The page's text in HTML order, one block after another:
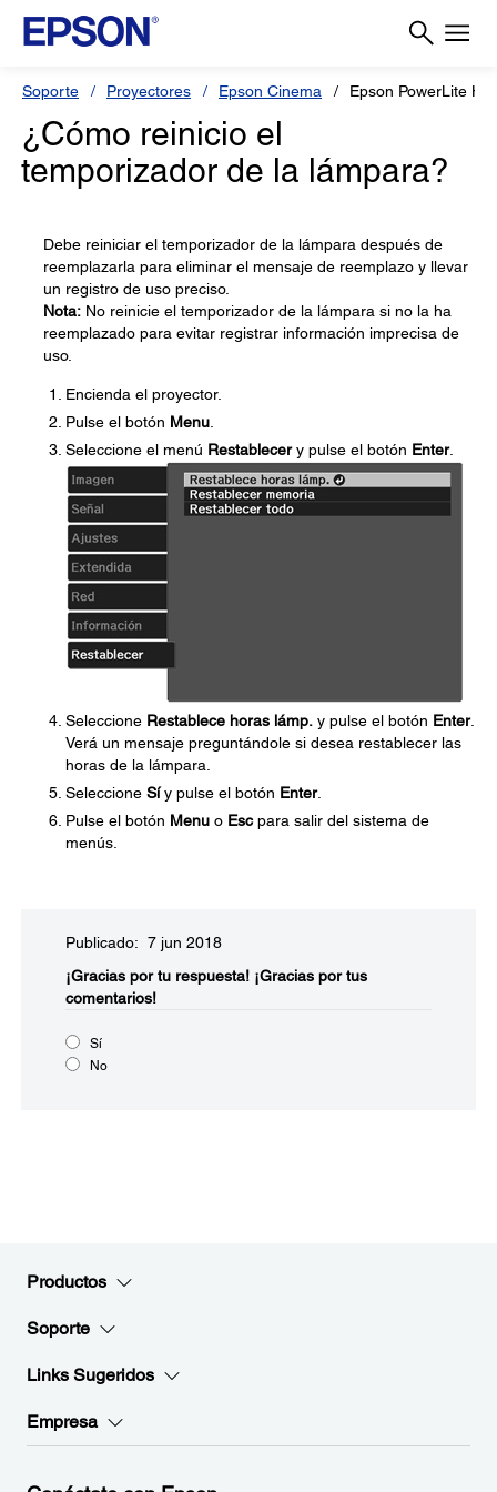
Soporte Proyectores Epson Cinema Epson PowerLite
¿Cómo reinicio el
temporizador de la lámpara?
Debe reiniciar el temporizador de la lámpara después de
reemplazarla para eliminar el mensaje de reemplazo y llevar
un registro de uso preciso.
Nota: No reinicie el temporizador de la lámpara si no la ha
reemplazado para evitar registrar información imprecisa de
uso.
Encienda el proyector.
Pulse el botón Menu
Seleccione el menú Restablecery pulse el botón Enter.
Seleccione Restablece horas lámp. y pulse el botón Enter.
Verá un mensaje preguntándole si desea restablecer las
horas de la lámpara.
Seleccione Síy pulse el botón Enter.
Pulse el botón Menu o Escpara salir del sistema de
menús.
Publicado: 7 jun 2018
¡Gracias por tu respuesta! ¡Gracias por tus
comentarios!
Sí
No
Productos
Soporte
Links Sugeridos
Empresa